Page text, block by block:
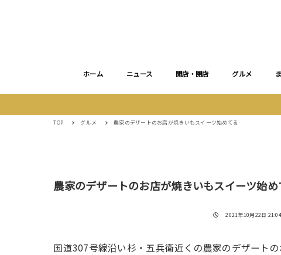
ホーム ニュース 開店・閉店 グルメ
TOP グルメ 農家のデザートのお店が焼きいもスイーツ始めてる
農家のデザートのお店が焼きいもスイーツ始め
投稿日
2021年10月22日 21:04
国道307号線沿い杉・五兵衛近くの農家のデザート